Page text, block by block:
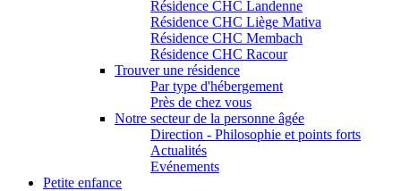
Résidence CHC Landenne
Résidence CHC Liège Mativa
Résidence CHC Membach
Résidence CHC Racour
Trouver une résidence
Par type d'hébergement
Près de chez vous
Notre secteur de la personne âgée
Direction - Philosophie et points forts
Actualités
Evénements
Petite enfance